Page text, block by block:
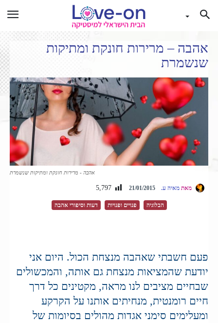
אהבה – מרירות חונקת ומתיקות
שנשמרת
אהבה - מרירות חונקת ומתיקות שנשמרת
הבלוגיה פנויים ופנויות דעות וסיפורי אהבה
מאת מאיה ע. 21/01/2015
5,797
פעם חשבתי שאהבה מנצחת הכול. היום אני
יודעת שהמציאות מנצחת גם אותה, והמכשולים
שבחיים מציבים לנו מראה, מקטינים כל דרך
חיים רומנטית, מנחיתים אותנו על הקרקע
ומעלימים סימני אגדות מהולים בסיומות של